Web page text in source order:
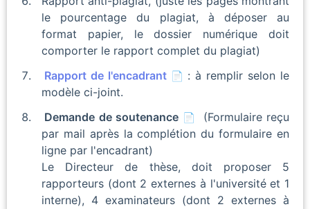
le pourcentage du plagiat, à déposer au
format papier, le dossier numérique doit
comporter le rapport complet du plagiat)
Rapport de l'encadrant
: à remplir selon le
modèle ci-joint.
Demande de soutenance
(Formulaire reçu
par mail après la complétion du formulaire en
ligne par l'encadrant)
Le Directeur de thèse, doit proposer 5
rapporteurs (dont 2 externes à l'université et 1
interne), 4 examinateurs (dont 2 externes à